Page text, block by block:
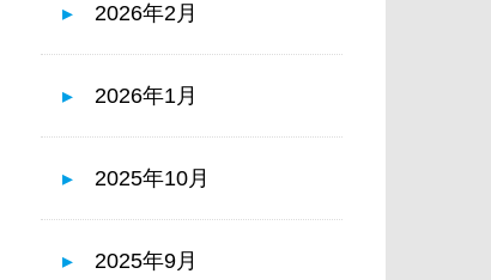
2026年2月
2026年1月
2025年10月
2025年9月